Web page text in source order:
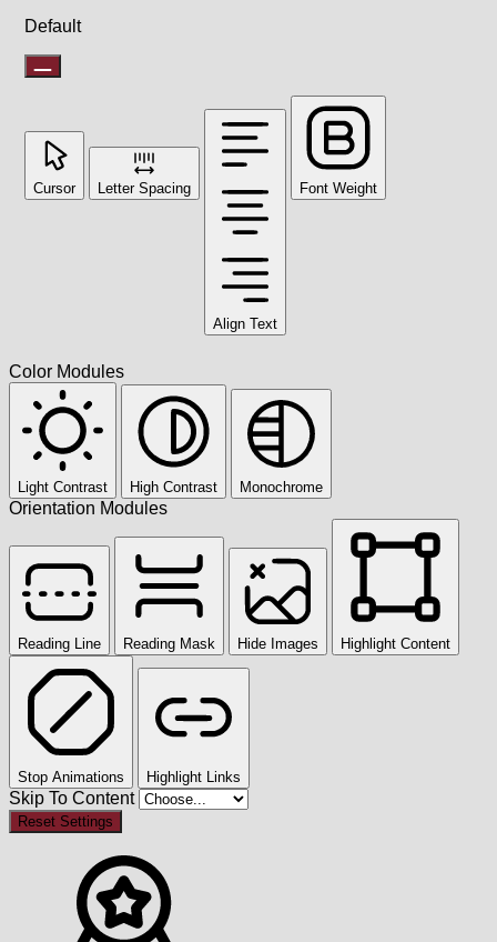
Default
Cursor Letter Spacing
Align Text
Font Weight
Color Modules
Light Contrast High Contrast Monochrome
Orientation Modules
Reading Line Reading Mask Hide Images Highlight Content
Stop Animations Highlight Links
Skip To Content
Reset Settings